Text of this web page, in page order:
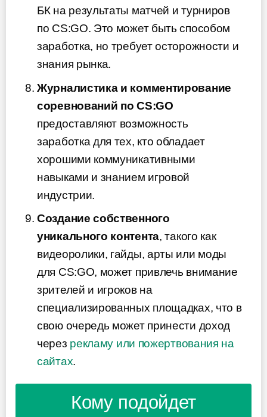
БК на результаты матчей и турниров
по CS:GO. Это может быть способом
заработка, но требует осторожности и
знания рынка.
Журналистика и комментирование
соревнований по CS:GO
предоставляют возможность
заработка для тех, кто обладает
хорошими коммуникативными
навыками и знанием игровой
индустрии.
Создание собственного
уникального контента, такого как
видеоролики, гайды, арты или моды
для CS:GO, может привлечь внимание
зрителей и игроков на
специализированных площадках, что в
свою очередь может принести доход
через рекламу или пожертвования на
сайтах.
Кому подойдет